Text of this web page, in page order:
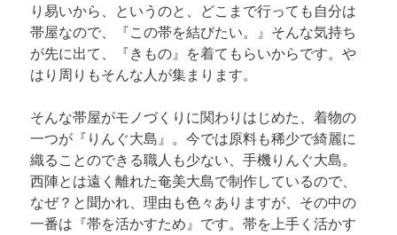
り易いから、というのと、どこまで行っても自分は
帯屋なので、『この帯を結びたい。』そんな気持ち
が先に出て、『きもの』を着てもらいからです。や
はり周りもそんな人が集まります。
そんな帯屋がモノづくりに関わりはじめた、着物の
一つが『りんぐ大島』。今では原料も稀少で綺麗に
織ることのできる職人も少ない、手機りんぐ大島。
西陣とは遠く離れた奄美大島で制作しているので、
なぜ？と聞かれ、理由も色々ありますが、その中の
一番は『帯を活かすため』です。帯を上手く活かす